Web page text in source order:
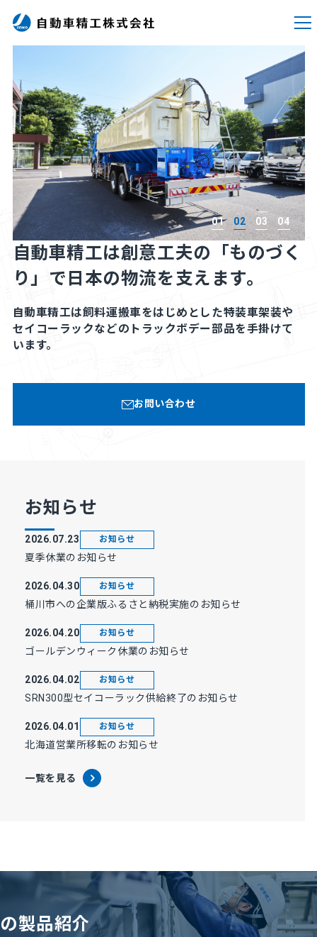
自動車精工は創意工夫の 「ものづく
り」で 日本の物流を支えます。
自動車精工は飼料運搬車をはじめとした特装車架装や
セイコーラックなどのトラックボデー部品を手掛けて
います。
お問い合わせ
01 02 03 04
お知らせ
一覧を見る
2026.07.23 お知らせ
夏季休業のお知らせ
2026.04.30 お知らせ
桶川市への企業版ふるさと納税実施のお知らせ
2026.04.20 お知らせ
ゴールデンウィーク休業のお知らせ
2026.04.02 お知らせ
SRN300型セイコーラック供給終了のお知らせ
2026.04.01 お知らせ
北海道営業所移転のお知らせ
製品紹介